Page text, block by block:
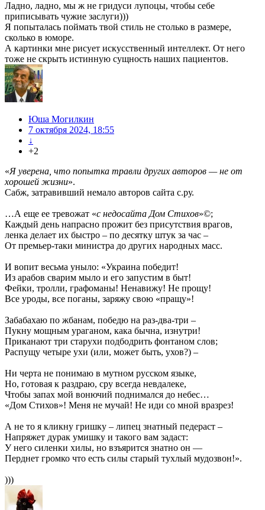
Ладно, ладно, мы ж не гридуси лупоцы, чтобы себе
приписывать чужие заслуги)))
Я попыталась поймать твой стиль не столько в размере,
сколько в юморе.
А картинки мне рисует искусственный интеллект. От него
тоже не скрыть истинную сущность наших пациентов.
Юша Могилкин
7 октября 2024, 18:55
↓
+2
«Я уверена, что попытка травли других авторов — не от
хорошей жизни».
Сабж, затравивший немало авторов сайта с.ру.
…А еще ее тревожат «с недосайта Дом Стихов»©;
Каждый день напрасно прожит без присутствия врагов,
ленка делает их быстро – по десятку штук за час –
От премьер-таки министра до других народных масс.
И вопит весьма уныло: «Украина победит!
Из арабов сварим мыло и его запустим в быт!
Фейки, тролли, графоманы! Ненавижу! Не прощу!
Все уроды, все поганы, заряжу свою «пращу»!
Забабахаю по жбанам, победю на раз-два-три –
Пукну мощным ураганом, кака бычна, изнутри!
Приканают три старухи подбодрить фонтаном слов;
Распущу четыре ухи (или, может быть, ухов?) –
Ни черта не понимаю в мутном русском языке,
Но, готовая к раздраю, сру всегда невдалеке,
Чтобы запах мой вонючий поднимался до небес…
«Дом Стихов»! Меня не мучай! Не иди со мной вразрез!
А не то я кликну гришку – липец знатный педераст –
Напряжет дурак умишку и такого вам задаст:
У него силенки хилы, но взъярится знатно он —
Перднет громко что есть силы старый тухлый мудозвон!».
)))